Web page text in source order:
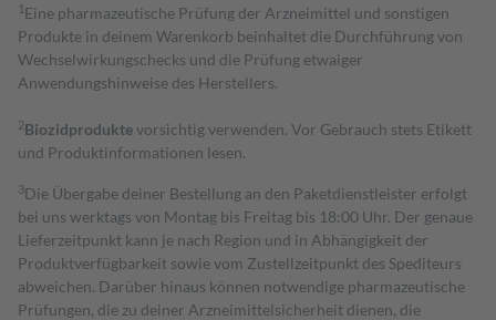
1 Eine pharmazeutische Prüfung der Arzneimittel und sonstigen
Produkte in deinem Warenkorb beinhaltet die Durchführung von
Wechselwirkungschecks und die Prüfung etwaiger
Anwendungshinweise des Herstellers.
2Biozidproduktevorsichtig verwenden. Vor Gebrauch stets Etikett
und Produktinformationen lesen.
3Die Übergabe deiner Bestellung an den Paketdienstleister erfolgt
bei uns werktags von Montag bis Freitag bis 18:00 Uhr. Der genaue
Lieferzeitpunkt kann je nach Region und in Abhängigkeit der
Produktverfügbarkeit sowie vom Zustellzeitpunkt des Spediteurs
abweichen. Darüber hinaus können notwendige pharmazeutische
Prüfungen, die zu deiner Arzneimittelsicherheit dienen, die